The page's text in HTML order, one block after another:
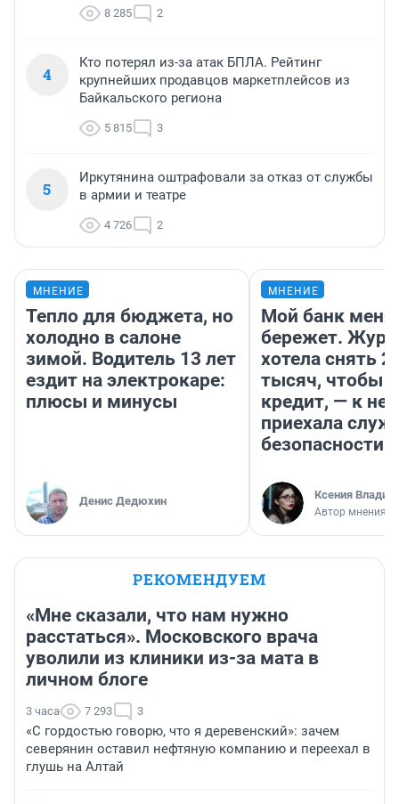
8 285 2
4
Кто потерял из-за атак БПЛА. Рейтинг
крупнейших продавцов маркетплейсов из
Байкальского региона
5 815 3
5
Иркутянина оштрафовали за отказ от службы
в армии и театре
4 726 2
МНЕНИЕ
Тепло для бюджета, но
холодно в салоне
зимой. Водитель 13 лет
ездит на электрокаре:
плюсы и минусы
Денис Дедюхин
МНЕНИЕ
Мой банк меня
бережет.
хотела снять
тысяч, чтобы
кредит, — к
приехала
безопасности
Ксения
Автор мнения
РЕКОМЕНДУЕМ
«Мне сказали, что нам нужно
расстаться». Московского врача
уволили из клиники из-за мата в
личном блоге
3 часа 7 293 3
«С гордостью говорю, что я деревенский»: зачем
северянин оставил нефтяную компанию и переехал в
глушь на Алтай